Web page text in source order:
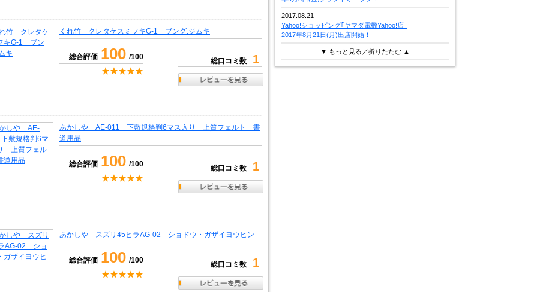
くれ竹 クレタケスミフキG-1 ブング.ジムキ
総合評価 100 /100 総口コミ数 1
あかしや AE-011 下敷規格判6マス入り 上質フェルト 書
道用品
総合評価 100 /100 総口コミ数 1
あかしや スズリ45ヒラAG-02 ショドウ・ガザイヨウヒン
総合評価 100 /100 総口コミ数 1
2017.08.21
Yahoo!ショッピング｢ヤマダ電機Yahoo!店｣
2017年8月21日(月)出店開始！
▼ もっと見る／折りたたむ ▲